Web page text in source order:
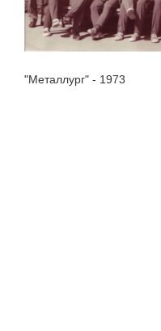
"Металлург" - 1973